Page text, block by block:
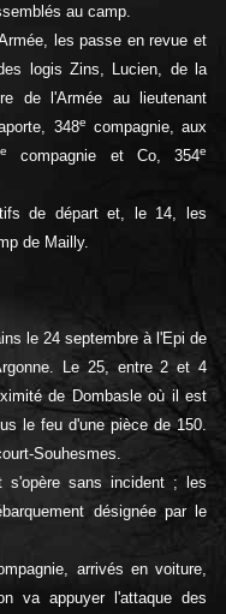
au camp.
les passe en revue et
logis Zins, Lucien, de la
de l'Armée au lieutenant
348e
compagnie, aux
e compagnie et Co, 354e
de départ et, le 14, les
de Mailly.
le 24 septembre à l'Epi de
Le 25, entre 2 et 4
de Dombasle où il est
le feu d'une pièce de 150.
Souhesmes.
s'opère sans incident ; les
désignée par le
arrivés en voiture,
va appuyer l'attaque des